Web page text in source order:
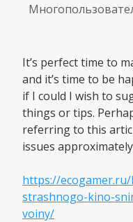
It’s perfect time to
and it’s time to be
if I could I wish to
things or tips.
referring to this
issues
https://
strashnogo-kino-
voiny/